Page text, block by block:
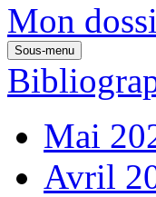
Mon
Sous-menu
Mai
Avril